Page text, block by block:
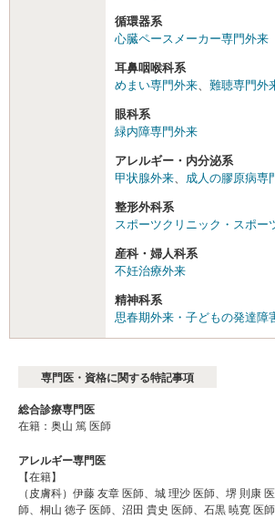
循環器系
心臓ペースメーカー専門外来
耳鼻咽喉科系
めまい専門外来、 難聴専門外
眼科系
緑内障専門外来
アレルギー・内分泌系
甲状腺外来、 成人の膠原病専
整形外科系
スポーツクリニック・スポー
産科・婦人科系
不妊治療外来
精神科系
思春期外来・子どもの発達障
専門医・資格に関する特記事項
総合診療専門医
在籍：奥山 篤 医師
アレルギー専門医
【在籍】
（皮膚科）伊藤 友章 医師、城 理沙 医師、堺 則康
師、桐山 徳子 医師、沼田 貴史 医師、石黒 暁寛 医